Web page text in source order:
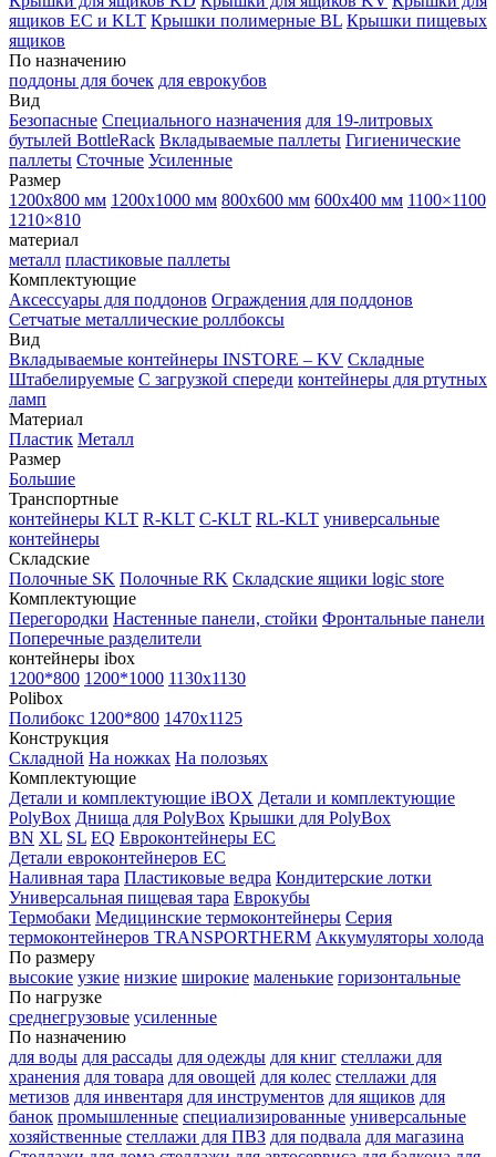
ящиков EC и KLT Крышки полимерные BL Крышки пищевых
ящиков
По назначению
поддоны для бочек для еврокубов
Вид
Безопасные Специального назначения для 19-литровых
бутылей BottleRack Вкладываемые паллеты Гигиенические
паллеты Сточные Усиленные
Размер
1200х800 мм 1200х1000 мм 800х600 мм 600х400 мм 1100×1100
1210×810
материал
металл пластиковые паллеты
Комплектующие
Аксессуары для поддонов Ограждения для поддонов
Сетчатые металлические роллбоксы
Вид
Вкладываемые контейнеры INSTORE – KV Складные
Штабелируемые С загрузкой спереди контейнеры для ртутных
ламп
Материал
Пластик Металл
Размер
Большие
Транспортные
контейнеры KLT R-KLT C-KLT RL-KLT универсальные
контейнеры
Складские
Полочные SK Полочные RK Складские ящики logic store
Комплектующие
Перегородки Настенные панели, стойки Фронтальные панели
Поперечные разделители
контейнеры ibox
1200*800 1200*1000 1130x1130
Polibox
Полибокс 1200*800 1470х1125
Конструкция
Складной На ножках На полозьях
Комплектующие
Детали и комплектующие iBOX Детали и комплектующие
PolyBox Днища для PolyBox Крышки для PolyBox
BN XL SL EQ Евроконтейнеры EC
Детали евроконтейнеров EC
Наливная тара Пластиковые ведра Кондитерские лотки
Универсальная пищевая тара Еврокубы
Термобаки Медицинские термоконтейнеры Серия
термоконтейнеров TRANSPORTHERM Аккумуляторы холода
По размеру
высокие узкие низкие широкие маленькие горизонтальные
По нагрузке
среднегрузовые усиленные
По назначению
для воды для рассады для одежды для книг стеллажи для
хранения для товара для овощей для колес стеллажи для
метизов для инвентаря для инструментов для ящиков для
банок промышленные специализированные универсальные
хозяйственные стеллажи для ПВЗ для подвала для магазина